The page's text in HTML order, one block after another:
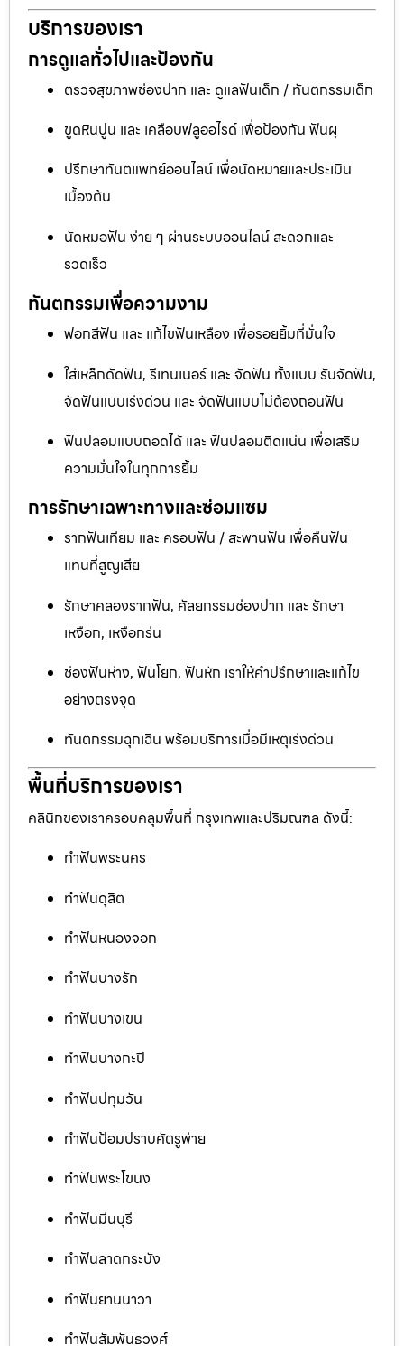
บริการของเรา
การดูแลทั่วไปและป้องกัน
ตรวจสุขภาพช่องปาก และ ดูแลฟันเด็ก / ทันตกรรมเด็ก
ขูดหินปูน และ เคลือบฟลูออไรด์ เพื่อป้องกัน ฟันผุ
ปรึกษาทันตแพทย์ออนไลน์ เพื่อนัดหมายและประเมิน
เบื้องต้น
นัดหมอฟัน ง่าย ๆ ผ่านระบบออนไลน์ สะดวกและ
รวดเร็ว
ทันตกรรมเพื่อความงาม
ฟอกสีฟัน และ แก้ไขฟันเหลือง เพื่อรอยยิ้มที่มั่นใจ
ใส่เหล็กดัดฟัน, รีเทนเนอร์ และ จัดฟัน ทั้งแบบ รับจัดฟัน,
จัดฟันแบบเร่งด่วน และ จัดฟันแบบไม่ต้องถอนฟัน
ฟันปลอมแบบถอดได้ และ ฟันปลอมติดแน่น เพื่อเสริม
ความมั่นใจในทุกการยิ้ม
การรักษาเฉพาะทางและซ่อมแซม
รากฟันเทียม และ ครอบฟัน / สะพานฟัน เพื่อคืนฟัน
แทนที่สูญเสีย
รักษาคลองรากฟัน, ศัลยกรรมช่องปาก และ รักษา
เหงือก, เหงือกร่น
ช่องฟันห่าง, ฟันโยก, ฟันหัก เราให้คำปรึกษาและแก้ไข
อย่างตรงจุด
ทันตกรรมฉุกเฉิน พร้อมบริการเมื่อมีเหตุเร่งด่วน
พื้นที่บริการของเรา
คลินิกของเราครอบคลุมพื้นที่ กรุงเทพและปริมณฑล ดังนี้:
ทำฟันพระนคร
ทำฟันดุสิต
ทำฟันหนองจอก
ทำฟันบางรัก
ทำฟันบางเขน
ทำฟันบางกะปิ
ทำฟันปทุมวัน
ทำฟันป้อมปราบศัตรูพ่าย
ทำฟันพระโขนง
ทำฟันมีนบุรี
ทำฟันลาดกระบัง
ทำฟันยานนาวา
ทำฟันสัมพันธวงศ์